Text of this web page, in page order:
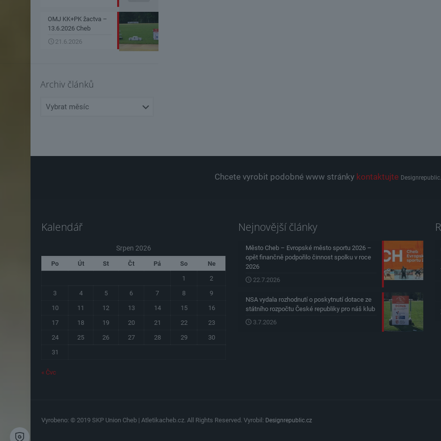
OMJ KK+PK žactva –
13.6.2026 Cheb
21.6.2026
Archiv článků
článků
Chcete vyrobit podobné www stránky kontaktujte
Kalendář
Srpen 2026
Po Út St Čt Pá So
Ne
1
2
3
4 5 6 7 8
9
10
11 12 13 14 15
16
17
18 19 20 21 22
23
24
25 26 27 28 29
30
31
« Čvc
Nejnovější články
Město Cheb – Evropské město sportu 2026 –
opět finančně podpořilo činnost spolku v roce
2026
22.7.2026
NSA vydala rozhodnutí o poskytnutí dotace ze
státního rozpočtu České republiky pro náš klub
3.7.2026
Vyrobeno: © 2019 SKP Union Cheb | Atletikacheb.cz. All Rights Reserved. Vyrobil: Designrepublic.cz